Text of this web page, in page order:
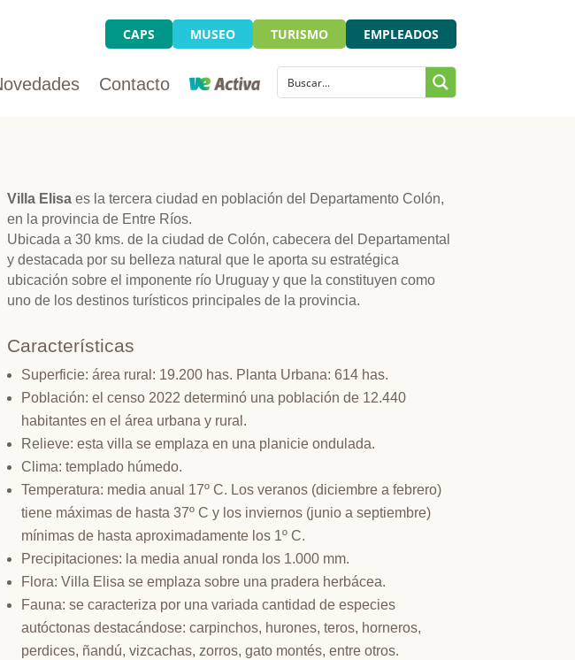
CAPS MUSEO TURISMO EMPLEADOS
Contacto
Villa Elisaes la tercera ciudad en población del Departamento Colón,
en la provincia de Entre Ríos.
Ubicada a 30 kms. de la ciudad de Colón, cabecera del Departamental
y destacada por su belleza natural que le aporta su estratégica
ubicación sobre el imponente río Uruguay y que la constituyen como
uno de los destinos turísticos principales de la provincia.
Características
Superficie: área rural: 19.200 has. Planta Urbana: 614 has.
Población: el censo 2022 determinó una población de 12.440
habitantes en el área urbana y rural.
Relieve: esta villa se emplaza en una planicie ondulada.
Clima: templado húmedo.
Temperatura: media anual 17º C. Los veranos (diciembre a febrero)
tiene máximas de hasta 37º C y los inviernos (junio a septiembre)
mínimas de hasta aproximadamente los 1º C.
Precipitaciones: la media anual ronda los 1.000 mm.
Flora: Villa Elisa se emplaza sobre una pradera herbácea.
Fauna: se caracteriza por una variada cantidad de especies
autóctonas destacándose: carpinchos, hurones, teros, horneros,
perdices, ñandú, vizcachas, zorros, gato montés, entre otros.